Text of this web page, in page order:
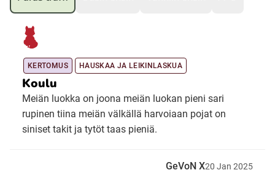
Kaale (Romska)
Arli (Romska)
KERTOMUS HAUSKAA JA LEIKINLASKUA
Koulu
Meiän luokka on joona meiän luokan pieni sari
rupinen tiina meiän välkällä harvoiaan pojat on
siniset takit ja tytöt taas pieniä.
GeVoN X20 Jan 2025